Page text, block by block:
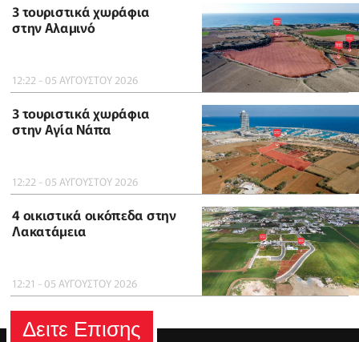
3 τουριστικά χωράφια
στην Αλαμινό
12:22 - 05 ΑΥΓΟΥΣΤΟΥ 2026
3 τουριστικά χωράφια
στην Αγία Νάπα
12:22 - 05 ΑΥΓΟΥΣΤΟΥ 2026
4 οικιστικά οικόπεδα στην
Λακατάμεια
12:21 - 05 ΑΥΓΟΥΣΤΟΥ 2026
Δειτε Επισης